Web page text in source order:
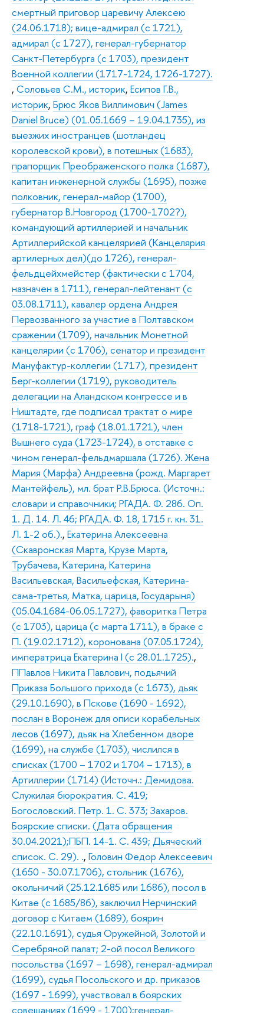
смертный приговор царевичу Алексею
(24.06.1718); вице-адмирал (с 1721),
адмирал (с 1727), генерал-губернатор
Санкт-Петербурга (с 1703), президент
Военной коллегии (1717-1724, 1726-1727).
, Соловьев С.М., историк, Есипов Г.В.,
историк, Брюс Яков Виллимович (James
Daniel Bruce) (01.05.1669 – 19.04.1735), из
выезжих иностранцев (шотландец
королевской крови), в потешных (1683),
прапорщик Преображенского полка (1687),
капитан инженерной службы (1695), позже
полковник, генерал-майор (1700),
губернатор В.Новгород (1700-1702?),
командующий артиллерией и начальник
Артиллерийской канцелярией (Канцелярия
артилерных дел)(до 1726), генерал-
фельдцейхмейстер (фактически с 1704,
назначен в 1711), генерал-лейтенант (с
03.08.1711), кавалер ордена Андрея
Первозванного за участие в Полтавском
сражении (1709), начальник Монетной
канцелярии (с 1706), сенатор и президент
Мануфактур-коллегии (1717), президент
Берг-коллегии (1719), руководитель
делегации на Аландском конгрессе и в
Ништадте, где подписал трактат о мире
(1718-1721), граф (18.01.1721), член
Вышнего суда (1723-1724), в отставке с
чином генерал-фельдмаршала (1726). Жена
Мария (Марфа) Андреевна (рожд. Маргарет
Мантейфель), мл. брат Р.В.Брюса. (Источн.:
словари и справочники; РГАДА. Ф. 286. Оп.
1. Д. 14. Л. 46; РГАДА. Ф. 18, 1715 г. кн. 31.
Л. 1-2 об.)., Екатерина Алексеевна
(Скавронская Марта, Крузе Марта,
Трубачева, Катерина, Катерина
Васильевская, Васильефская, Катерина-
сама-третья, Матка, царица, Государыня)
(05.04.1684-06.05.1727), фаворитка Петра
(с 1703), царица (с марта 1711), в браке с
П. (19.02.1712), коронована (07.05.1724),
императрица Екатерина I (с 28.01.1725).,
ППавлов Никита Павлович, подьячий
Приказа Большого прихода (с 1673), дьяк
(29.10.1690), в Пскове (1690 - 1692),
послан в Воронеж для описи корабельных
лесов (1697), дьяк на Хлебенном дворе
(1699), на службе (1703), числился в
списках (1700 – 1702 и 1704 – 1713), в
Артиллерии (1714) (Источн.: Демидова.
Служилая бюрократия. С. 419;
Богословский. Петр. 1. С. 373; Захаров.
Боярские списки. (Дата обращения
30.04.2021);ПБП. 14-1. С. 439; Дьяческий
список. С. 29). ., Головин Федор Алексеевич
(1650 - 30.07.1706), стольник (1676),
окольничий (25.12.1685 или 1686), посол в
Китае (с 1685/86), заключил Нерчинский
договор с Китаем (1689), боярин
(22.10.1691), судья Оружейной, Золотой и
Серебряной палат; 2-ой посол Великого
посольства (1697 – 1698), генерал-адмирал
(1699), судья Посольского и др. приказов
(1697 - 1699), участвовал в боярских
совещаниях (1699 - 1700);генерал-